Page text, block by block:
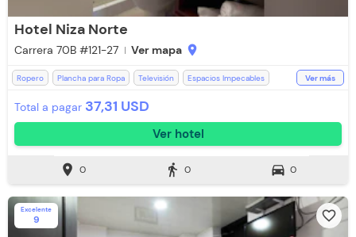
Hotel Niza Norte
Carrera 70B #121-27 Ver mapa location_on
Ropero Plancha para Ropa Televisión
Espacios Impecables
Ver más
Total a pagar 37,31 USD
Ver hotel
location_on 0 directions_walk 0 directions_car 0
Excelente
9 favorite_border